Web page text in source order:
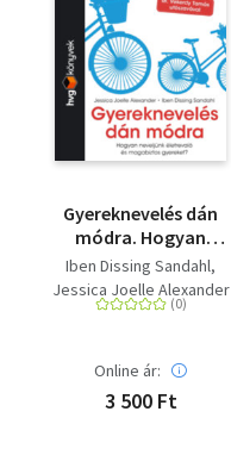
Gyereknevelés dán
módra. Hogyan
neveljünk életrevaló és
magabiztos gyereket?
Iben Dissing Sandahl
Jessica Joelle Alexander
Online ár:
3 500 Ft